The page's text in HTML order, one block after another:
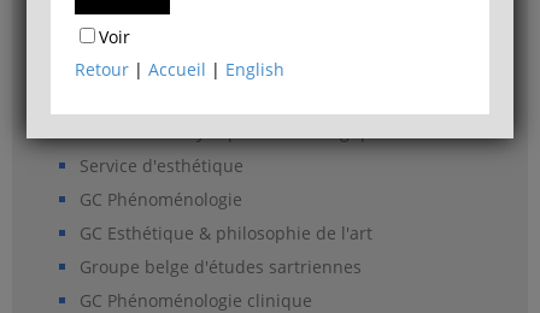
Accès & plans
Bibliothèque du Département de philosophie
Service d'esthétique
GC Phénoménologie
GC Esthétique & philosophie de l'art
Groupe belge d'études sartriennes
GC Phénoménologie clinique
Voir
Retour |Accueil | English